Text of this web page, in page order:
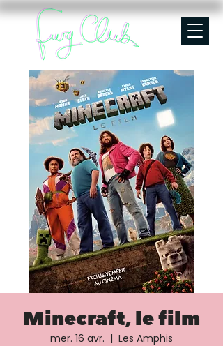
Minecraft, le film
mer. 16 avr.
  |
Les Amphis